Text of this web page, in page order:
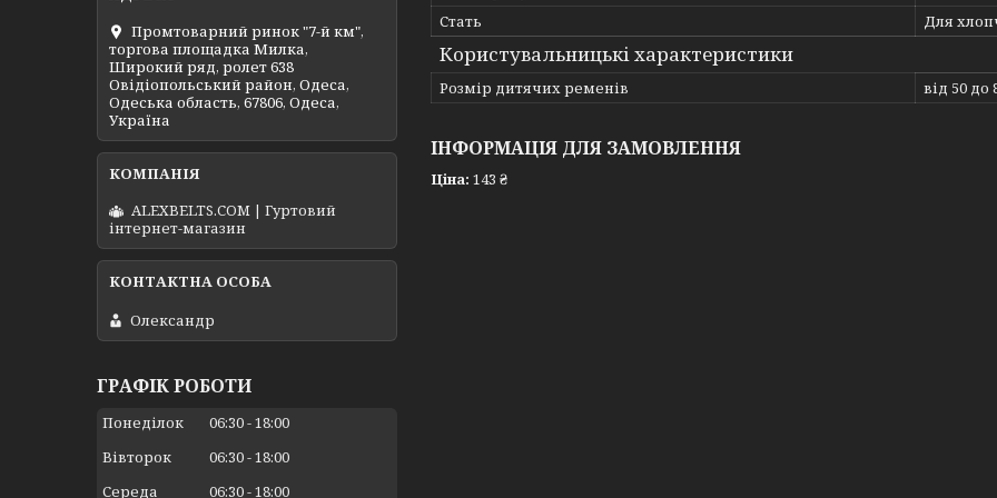
Стать
Для
Користувальницькі характеристики
Розмір дитячих ременів від 50 до
ІНФОРМАЦІЯ ДЛЯ ЗАМОВЛЕННЯ
Ціна: 143 ₴
Промтоварний ринок "7-й км",
торгова площадка Милка,
Широкий ряд, ролет 638
Овідіопольський район, Одеса,
Одеська область, 67806, Одеса,
Україна
ALEXBELTS.COM | Гуртовий
інтернет-магазин
Олександр
ГРАФІК РОБОТИ
Понеділок 06:30 18:00
Вівторок
06:30 18:00
Середа
06:30 18:00